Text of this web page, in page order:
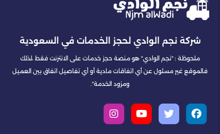
شركة نجم الوادي لحجز الخدمات في السعودية
ملحوظة : "نجم الوادي" هو منصة حجز خدمات على الانترنت فقط ،لذلك
فالموقع غير مسئول عن أي اتفاقات مادية أو أي تفاصيل اتفاق بين العميل
ومزود الخدمة".